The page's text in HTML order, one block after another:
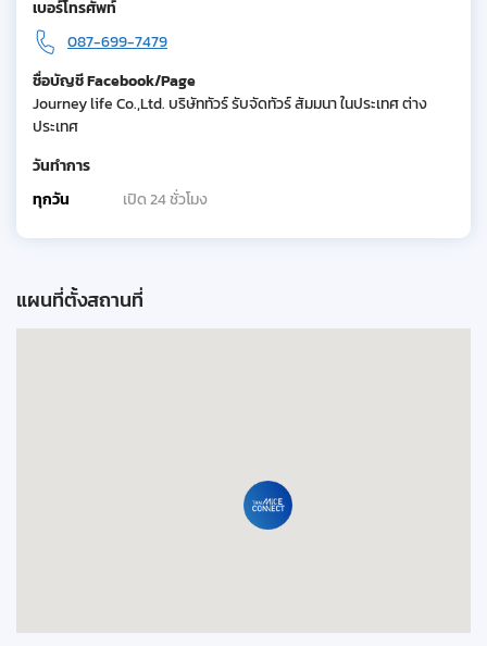
เบอร์โทรศัพท์
087-699-7479
ชื่อบัญชี Facebook/Page
Journey life Co.,Ltd. บริษัททัวร์ รับจัดทัวร์ สัมมนา ในประเทศ ต่าง
ประเทศ
วันทำการ
ทุกวัน
เปิด 24 ชั่วโมง
แผนที่ตั้งสถานที่